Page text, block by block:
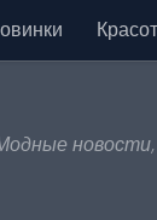
новости,